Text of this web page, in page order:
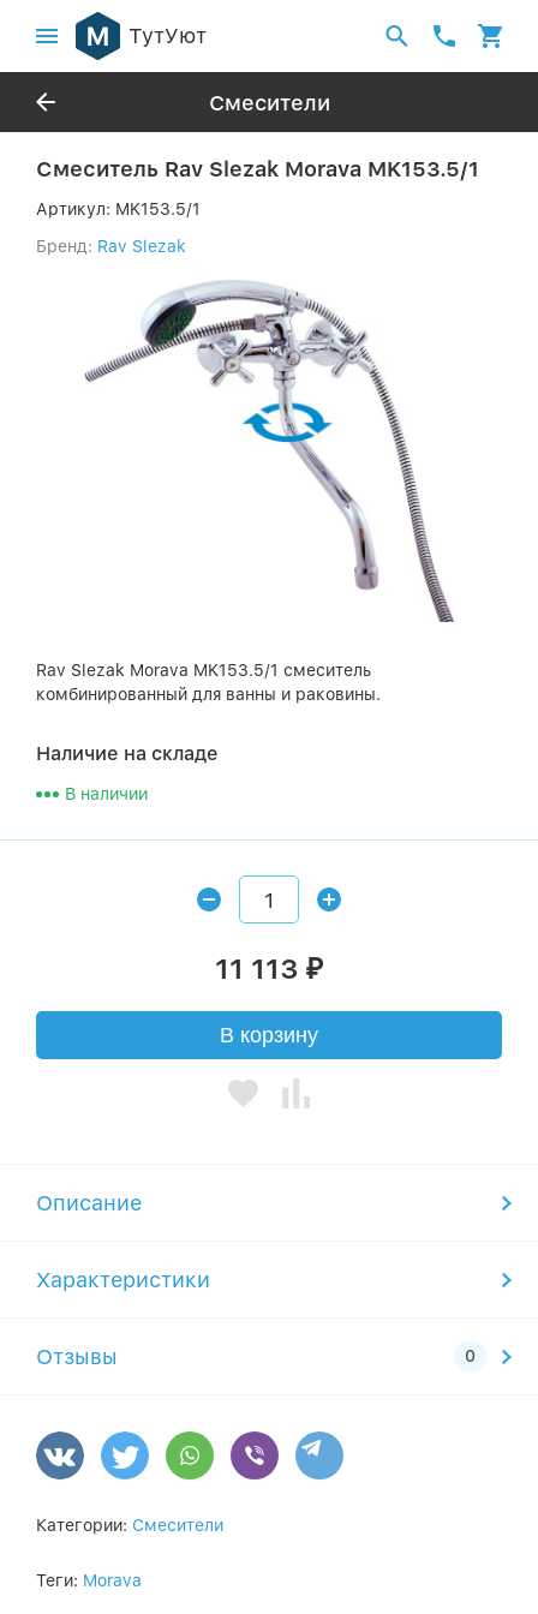
ТутУют
Смесители
Смеситель Rav Slezak Morava MK153.5/1
Артикул: MK153.5/1
Бренд: Rav Slezak
Rav Slezak Morava MK153.5/1 смеситель
комбинированный для ванны и раковины.
Наличие на складе
В наличии
11 113 ₽
В корзину
Описание
Характеристики
Отзывы
Категории: Смесители
Теги: Morava